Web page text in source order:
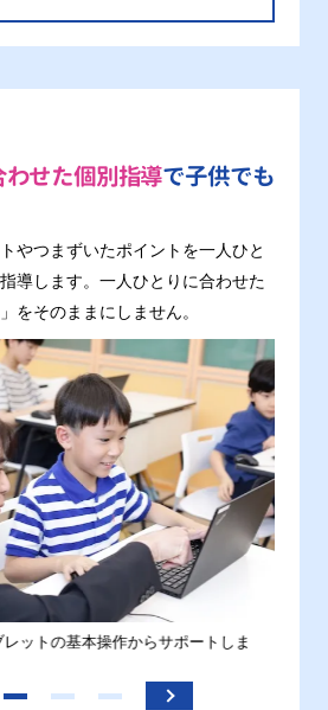
せた個別指導で子供でも
やつまずいたポイントを一人ひと
導します。一人ひとりに合わせた
をそのままにしません。
ットの基本操作からサポートしま